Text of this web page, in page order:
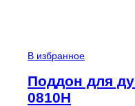
В избранное
Поддон для
0810H